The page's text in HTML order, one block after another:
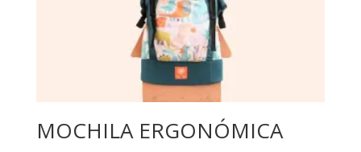
MOCHILA ERGONÓMICA